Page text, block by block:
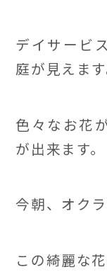
デイサービ
庭が見えます
色々なお花
が出来ます。
今朝、オク
この綺麗な